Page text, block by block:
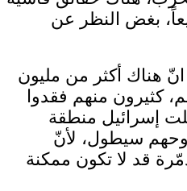
بغض النظر عن
انّ هناك أكثر من مليون
كثيرون منهم فقدوا
إسرائيل منطقة
سيطول، لأنّ
قد لا تكون ممكنة